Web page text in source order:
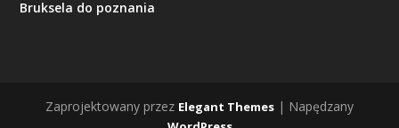
Bruksela do poznania
Zaprojektowany przez Elegant Themes | Napędzany